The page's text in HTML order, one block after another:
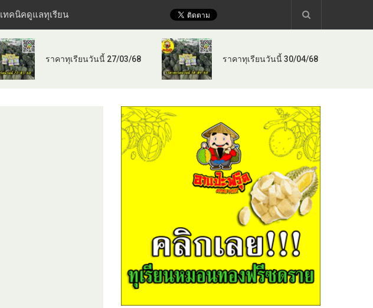
เทคนิคดูแลทุเรียน
ราคาทุเรียนวันนี้ 27/03/68 ราคาทุเรียนวันนี้ 30/04/68